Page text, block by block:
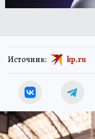
Источник: kp.ru